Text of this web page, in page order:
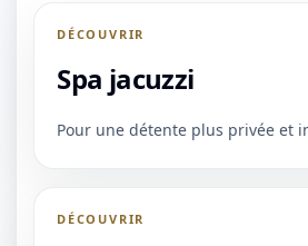
DÉCOUVRIR
Spa jacuzzi
Pour une détente plus privée et
DÉCOUVRIR